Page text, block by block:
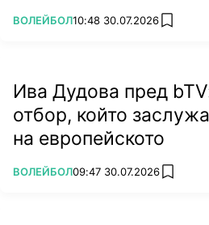
ПОВЕЧЕ ОТ
ВОЛЕЙБОЛ10:48 30.07.2026 add
Ива Дудова пред
отбор, който
на европейското
ПОВЕЧЕ ОТ
ВОЛЕЙБОЛ09:47 30.07.2026 add